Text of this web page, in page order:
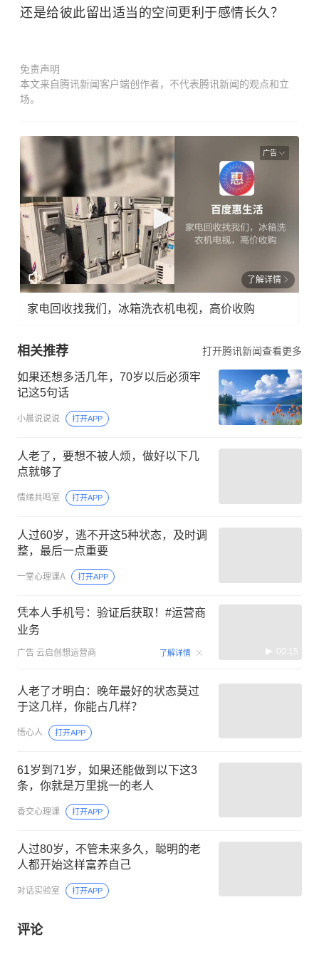
还是给彼此留出适当的空间更利于感情长久？
免责声明
本文来自腾讯新闻客户端创作者，不代表腾讯新闻的观点和立
场。
广告
了解详情
家电回收找我们，冰箱洗衣机电视，高价收购
相关推荐 打开腾讯新闻查看更多
如果还想多活几年，70岁以后必须牢
记这5句话
小晨说说说 打开APP
人老了，要想不被人烦，做好以下几
点就够了
情绪共鸣室 打开APP
人过60岁，逃不开这5种状态，及时调
整，最后一点重要
一堂心理课A 打开APP
凭本人手机号：验证后获取！#运营商
业务
广告 云启创想运营商 了解详情 00:15
人老了才明白：晚年最好的状态莫过
于这几样，你能占几样？
悟心人 打开APP
61岁到71岁，如果还能做到以下这3
条，你就是万里挑一的老人
香交心理课 打开APP
人过80岁，不管未来多久，聪明的老
人都开始这样富养自己
对话实验室 打开APP
评论